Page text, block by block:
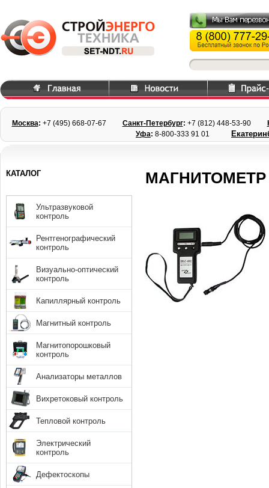
Москва: +7 (495) 668-07-67 Санкт-Петербург: +7 (812) 448-53-90
Уфа: 8-800-333 91 01
МАГНИТОМЕТР
КАТАЛОГ
Ультразвуковой
контроль
Рентгенографический
контроль
Визуально-оптический
контроль
Капиллярный контроль
Магнитный контроль
Магнитопорошковый
контроль
Анализаторы металлов
Вихретоковый контроль
Тепловой контроль
Электрический
контроль
Дефектоскопы